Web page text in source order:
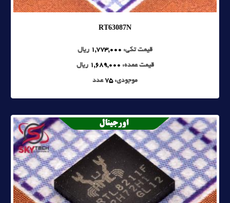
RT63087N
قیمت تکی: 1,773,000 ریال
قیمت عمده: 1,689,000 ریال
موجودی:75عدد